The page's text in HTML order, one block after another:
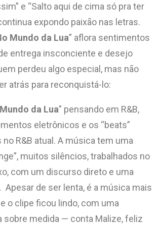
e “Salto aqui de cima só pra ter
expondo paixão nas letras.
Mundo da Lua” aflora sentimentos
entrega insconciente e desejo
perdeu algo especial, mas não
atrás para reconquistá-lo:
da Lua” pensando em R&B,
eletrônicos e os “beats”
R&B atual. A música tem uma
muitos silêncios, trabalhados no
com um discurso direto e uma
Apesar de ser lenta, é a música mais
o clipe ficou lindo, com uma
sobre medida — conta Malize, feliz